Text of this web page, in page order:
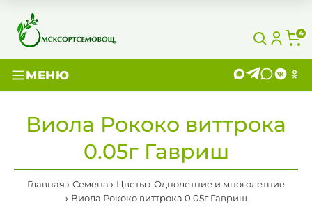
4
МЕНЮ
Виола Рококо виттрока
0.05г Гавриш
Главная Семена Цветы
Однолетние и многолетние
Виола Рококо виттрока 0.05г Гавриш